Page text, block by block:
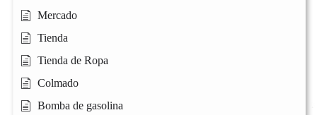
Mercado
Tienda
Tienda de Ropa
Colmado
Bomba de gasolina